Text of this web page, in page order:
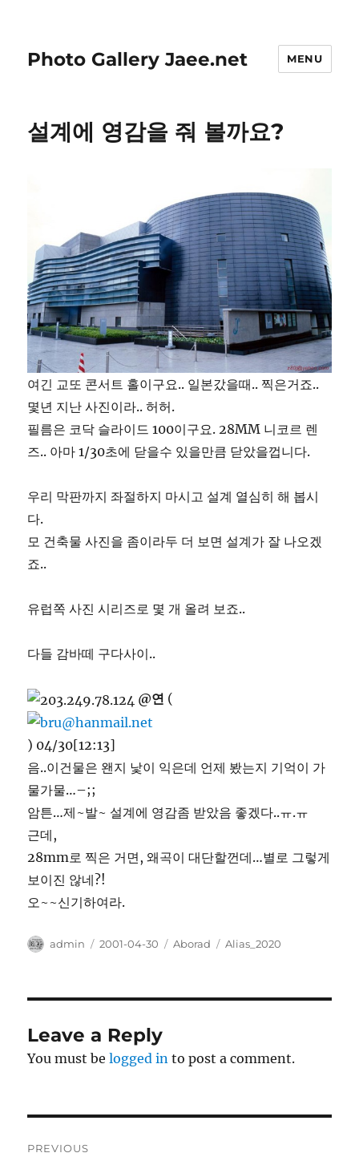
Photo Gallery Jaee.net MENU
설계에 영감을 줘 볼까요?
여긴 교또 콘서트 홀이구요.. 일본갔을때.. 찍은거죠..
몇년 지난 사진이라.. 허허.
필름은 코닥 슬라이드 100이구요. 28MM 니코르 렌
즈.. 아마 1/30초에 닫을수 있을만큼 닫았을껍니다.
우리 막판까지 좌절하지 마시고 설계 열심히 해 봅시
다.
모 건축물 사진을 좀이라두 더 보면 설계가 잘 나오겠
죠..
유럽쪽 사진 시리즈로 몇 개 올려 보죠..
다들 감바떼 구다사이..
@연 (
) 04/30[12:13]
음..이건물은 왠지 낯이 익은데 언제 봤는지 기억이 가
물가물…–;;
암튼…제~발~ 설계에 영감좀 받았음 좋겠다..ㅠ.ㅠ
근데,
28mm로 찍은 거면, 왜곡이 대단할껀데…별로 그렇게
보이진 않네?!
오~~신기하여라.
Author
admin
Posted
2001-04-30 Categories
Aborad Tags
Alias_2020
Leave a Reply
You must belogged in to post a comment.
PREVIOUS